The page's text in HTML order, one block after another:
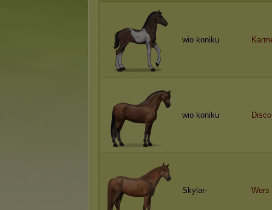
wio koniku
wio koniku Disco
Skylar- Wers